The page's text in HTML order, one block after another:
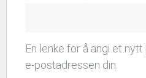
En lenke for å angi et
e-postadressen din.